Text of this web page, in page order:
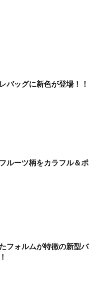
バッグに新色が登場！！
ルーツ柄をカラフル＆ポ
フォルムが特徴の新型バ